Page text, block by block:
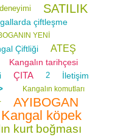
SATILIK
çiftleşme
YENİ
Çiftliği ATEŞ
Kangalın tarihçesi
ÇITA 2 İletişim
Kangalın komutları
AYIBOGAN
Kangal köpek
kurt boğması